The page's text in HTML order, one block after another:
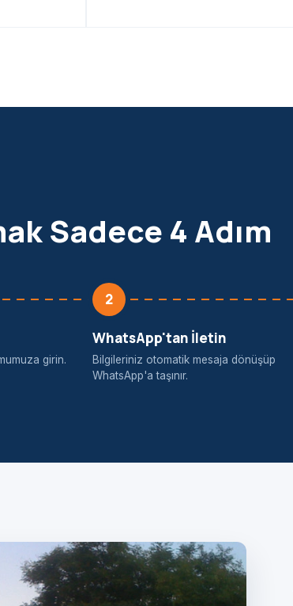
Sadece 4 Adım
girin.
2
WhatsApp'tan İletin
Bilgileriniz otomatik mesaja dönüşüp
WhatsApp'a taşınır.